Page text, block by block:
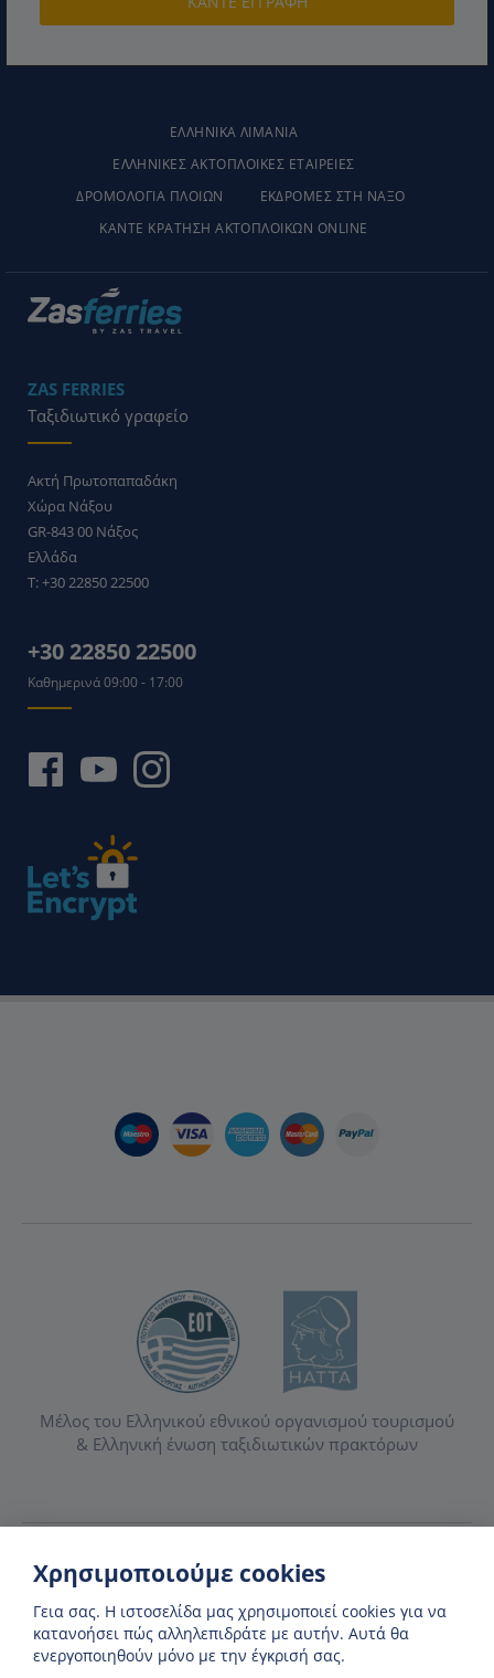
ΕΛΛΗΝΙΚΑ ΛΙΜΆΝΙΑ
ΕΛΛΗΝΙΚΕΣ ΑΚΤΟΠΛΟΙΚΕΣ ΕΤΑΙΡΕΙΕΣ
ΔΡΟΜΟΛΟΓΙΑ ΠΛΟΙΩΝ
ΕΚΔΡΟΜΕΣ ΣΤΗ ΝΑΞΟ
ΚΑΝΤΕ ΚΡΑΤΗΣΗ ΑΚΤΟΠΛΟΙΚΩΝ ONLINE
ZAS FERRIES
Ταξιδιωτικό γραφείο
Ακτή Πρωτοπαπαδάκη
Χώρα Νάξου
GR-843 00 Νάξος
Ελλάδα
T:+30 22850 22500
+30 22850 22500
Καθημερινά 09:00 - 17:00
Μέλος του Ελληνικού εθνικού οργανισμού τουρισμού
& Ελληνική ένωση ταξιδιωτικών πρακτόρων
Φτιαγμένο με❤στη Νάξο, Ελλάδα
© 1982-2026. Zas Ferries. Ολα τα δικαιώματα διατηρούνται
Χρησιμοποιούμε cookies
Γεια σας. H ιστοσελίδα μας χρησιμοποιεί cookies για να
κατανοήσει πώς αλληλεπιδράτε με αυτήν. Αυτά θα
ενεργοποιηθούν μόνο με την έγκρισή σας.